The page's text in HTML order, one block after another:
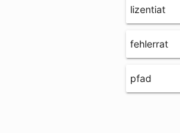
lizentiat
fehlerrat
pfad